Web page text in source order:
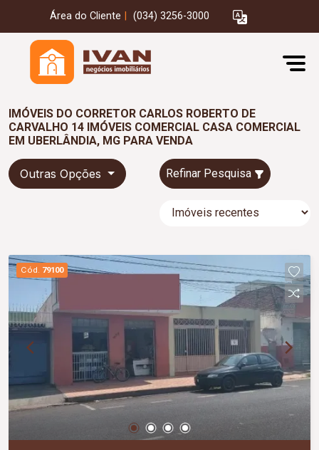
Área do Cliente (034) 3256-3000
IMÓVEIS DO CORRETOR CARLOS ROBERTO DE
CARVALHO 14 IMÓVEIS COMERCIAL CASA COMERCIAL
EM UBERLÂNDIA, MG PARA VENDA
Outras Opções Refinar Pesquisa
Cód. 79100